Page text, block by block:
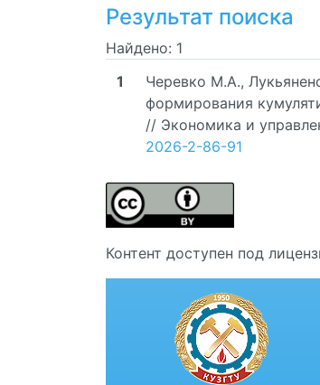
Результат поиска
Найдено: 1
1
Черевко М.А.,
формирования
// Экономика и
2026-2-86-91
Контент доступен под